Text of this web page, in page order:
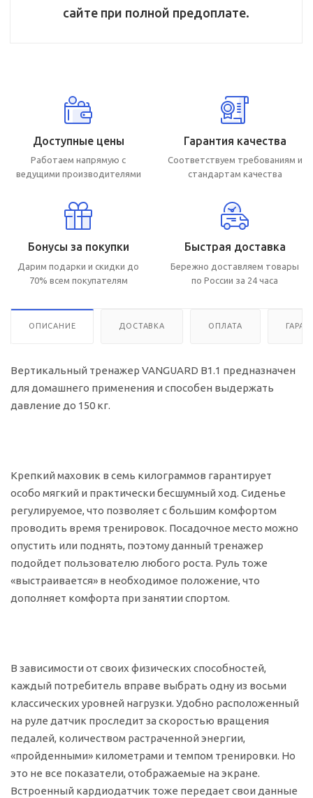
сайте при полной предоплате.
Доступные цены
Работаем напрямую с
ведущими производителями
Гарантия качества
Соответствуем требованиям и
стандартам качества
Бонусы за покупки
Дарим подарки и скидки до
70% всем покупателям
Быстрая доставка
Бережно доставляем товары
по России за 24 часа
ОПИСАНИЕ ДОСТАВКА ОПЛАТА
Вертикальный тренажер VANGUARD B1.1 предназначен
для домашнего применения и способен выдержать
давление до 150 кг.
Крепкий маховик в семь килограммов гарантирует
особо мягкий и практически бесшумный ход. Сиденье
регулируемое, что позволяет с большим комфортом
проводить время тренировок. Посадочное место можно
опустить или поднять, поэтому данный тренажер
подойдет пользователю любого роста. Руль тоже
«выстраивается» в необходимое положение, что
дополняет комфорта при занятии спортом.
В зависимости от своих физических способностей,
каждый потребитель вправе выбрать одну из восьми
классических уровней нагрузки. Удобно расположенный
на руле датчик проследит за скоростью вращения
педалей, количеством растраченной энергии,
«пройденными» километрами и темпом тренировки. Но
это не все показатели, отображаемые на экране.
Встроенный кардиодатчик тоже передает свои данные